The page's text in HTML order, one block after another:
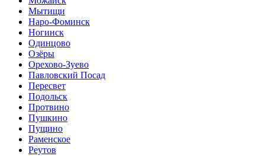
Мытищи
Наро-Фоминск
Ногинск
Одинцово
Озёры
Орехово-Зуево
Павловский Посад
Пересвет
Подольск
Протвино
Пушкино
Пущино
Раменское
Реутов